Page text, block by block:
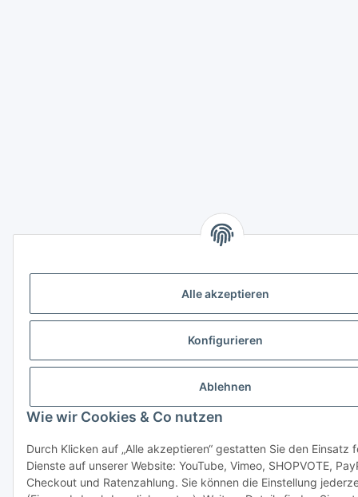
Alle akzeptieren
Konfigurieren
Ablehnen
Wie wir Cookies & Co nutzen
Durch Klicken auf „Alle akzeptieren“ gestatten Sie den Einsatz
Dienste auf unserer Website: YouTube, Vimeo, SHOPVOTE,
Checkout und Ratenzahlung. Sie können die Einstellung